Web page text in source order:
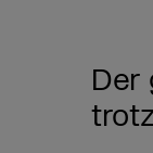
Der